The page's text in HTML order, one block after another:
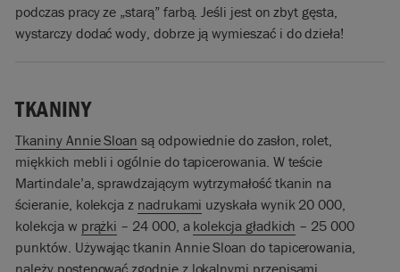
podczas pracy ze „starą” farbą. Jeśli jest on zbyt gęsta,
wystarczy dodać wody, dobrze ją wymieszać i do dzieła!
TKANINY
Tkaniny Annie Sloan są odpowiednie do zasłon, rolet,
miękkich mebli i ogólnie do tapicerowania. W teście
Martindale’a, sprawdzającym wytrzymałość tkanin na
ścieranie, kolekcja z nadrukami uzyskała wynik 20 000,
kolekcja w prążki – 24 000, a kolekcja gładkich – 25 000
punktów. Używając tkanin Annie Sloan do tapicerowania,
należy postępować zgodnie z lokalnymi przepisami